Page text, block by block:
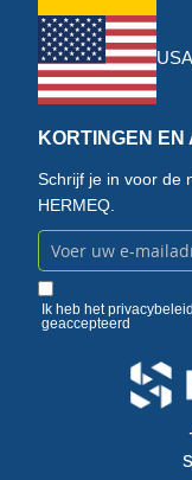
USA
KORTINGEN
Schrijf je in voor de
HERMEQ.
Abonneer
u
Ik heb hetprivacybeleid
geaccepteerd